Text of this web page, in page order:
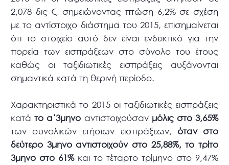
2,078 δις €, σημειώνοντας πτώση 6,2% σε σχέση
με το αντίστοιχο διάστημα του 2015, επισημαίνεται
ότι το στοιχείο αυτό δεν είναι ενδεικτικό για την
πορεία των εισπράξεων στο σύνολο του έτους
καθώς οι ταξιδιωτικές εισπράξεις αυξάνονται
σημαντικά κατά τη θερινή περίοδο.
Χαρακτηριστικά το 2015 οι ταξιδιωτικές εισπράξεις
κατά το α΄3μηνο αντιστοιχούσαν μόλις στο 3,65%
των συνολικών ετήσιων εισπράξεων, όταν στο
δεύτερο 3μηνο αντιστοιχούν στο 25,88%, το τρίτο
3μηνο στο 61%και το τέταρτο τρίμηνο στο 9,47%